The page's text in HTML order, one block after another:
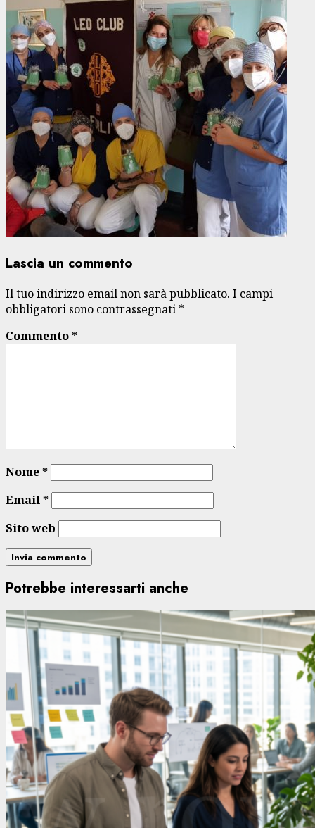
Lascia un commento
Il tuo indirizzo email non sarà pubblicato. I campi
obbligatori sono contrassegnati *
Commento*
Nome*
Email*
Sito web
Potrebbe interessarti anche